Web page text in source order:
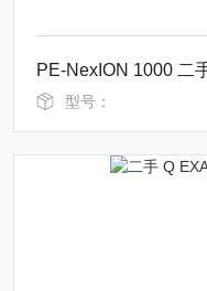
PE-NexION 1000 二
型号：